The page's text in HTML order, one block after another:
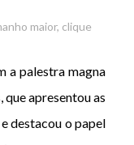
maior, clique
a palestra magna
apresentou as
destacou o papel